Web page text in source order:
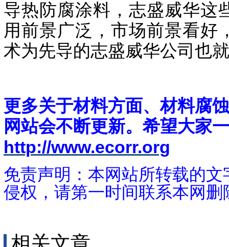
导热防腐涂料，志盛威华这
用前景广泛，市场前景看好
术为先导的志盛威华公司也
更多关于材料方面、材料腐
网站会不断更新。希望大家
http://www.ecorr.org
免责声明：本网站所转载的
侵权，请第一时间联系本网删